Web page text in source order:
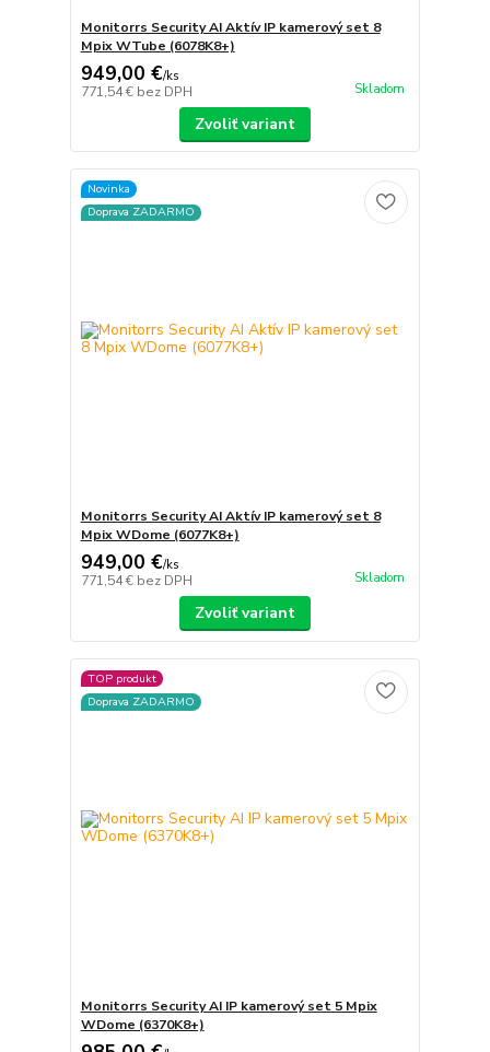
Monitorrs Security AI Aktív IP kamerový set 8
Mpix WTube (6078K8+)
949,00 €/ks
771,54 € bez DPH Skladom
Zvoliť variant
Novinka
Doprava ZADARMO
Monitorrs Security AI Aktív IP kamerový set 8
Mpix WDome (6077K8+)
949,00 €/ks
771,54 € bez DPH Skladom
Zvoliť variant
TOP produkt
Doprava ZADARMO
Monitorrs Security AI IP kamerový set 5 Mpix
WDome (6370K8+)